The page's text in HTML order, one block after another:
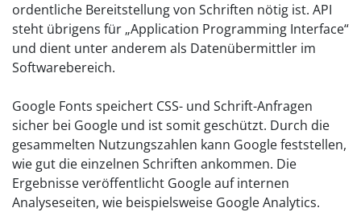
ordentliche Bereitstellung von Schriften nötig ist. API
steht übrigens für „Application Programming Interface“
und dient unter anderem als Datenübermittler im
Softwarebereich.
Google Fonts speichert CSS- und Schrift-Anfragen
sicher bei Google und ist somit geschützt. Durch die
gesammelten Nutzungszahlen kann Google feststellen,
wie gut die einzelnen Schriften ankommen. Die
Ergebnisse veröffentlicht Google auf internen
Analyseseiten, wie beispielsweise Google Analytics.